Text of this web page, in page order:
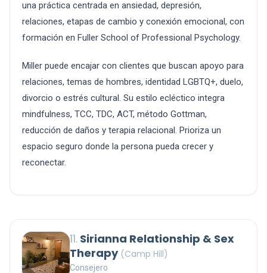
una práctica centrada en ansiedad, depresión,
relaciones, etapas de cambio y conexión emocional, con
formación en Fuller School of Professional Psychology.
Miller puede encajar con clientes que buscan apoyo para
relaciones, temas de hombres, identidad LGBTQ+, duelo,
divorcio o estrés cultural. Su estilo ecléctico integra
mindfulness, TCC, TDC, ACT, método Gottman,
reducción de daños y terapia relacional. Prioriza un
espacio seguro donde la persona pueda crecer y
reconectar.
11. Sirianna Relationship & Sex
Therapy (Camp Hill)
Consejero